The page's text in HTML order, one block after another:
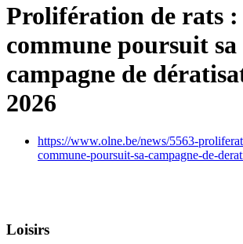
Prolifération de rats :
commune poursuit sa
campagne de
2026
https://www.olne.be/news/5563-
commune-poursuit-sa-campagne-de-
Loisirs